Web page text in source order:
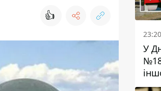
👍
23:20
У